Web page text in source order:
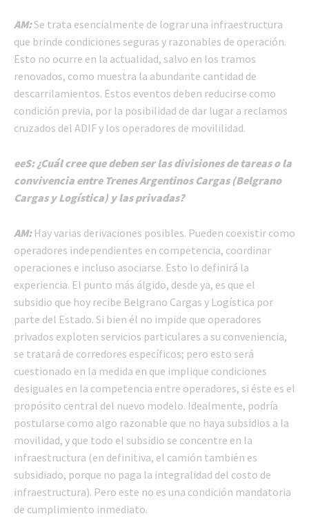
AM:Se trata esencialmente de lograr una infraestructura
que brinde condiciones seguras y razonables de operación.
Esto no ocurre en la actualidad, salvo en los tramos
renovados, como muestra la abundante cantidad de
descarrilamientos. Estos eventos deben reducirse como
condición previa, por la posibilidad de dar lugar a reclamos
cruzados del ADIF y los operadores de movililidad.
eeS: ¿Cuál cree que deben ser las divisiones de tareas o la
convivencia entre Trenes Argentinos Cargas (Belgrano
Cargas y Logística) y las privadas?
AM:Hay varias derivaciones posibles. Pueden coexistir como
operadores independientes en competencia, coordinar
operaciones e incluso asociarse. Esto lo definirá la
experiencia. El punto más álgido, desde ya, es que el
subsidio que hoy recibe Belgrano Cargas y Logística por
parte del Estado. Si bien él no impide que operadores
privados exploten servicios particulares a su conveniencia,
se tratará de corredores específicos; pero esto será
cuestionado en la medida en que implique condiciones
desiguales en la competencia entre operadores, si éste es el
propósito central del nuevo modelo. Idealmente, podría
postularse como algo razonable que no haya subsidios a la
movilidad, y que todo el subsidio se concentre en la
infraestructura (en definitiva, el camión también es
subsidiado, porque no paga la integralidad del costo de
infraestructura). Pero este no es una condición mandatoria
de cumplimiento inmediato.